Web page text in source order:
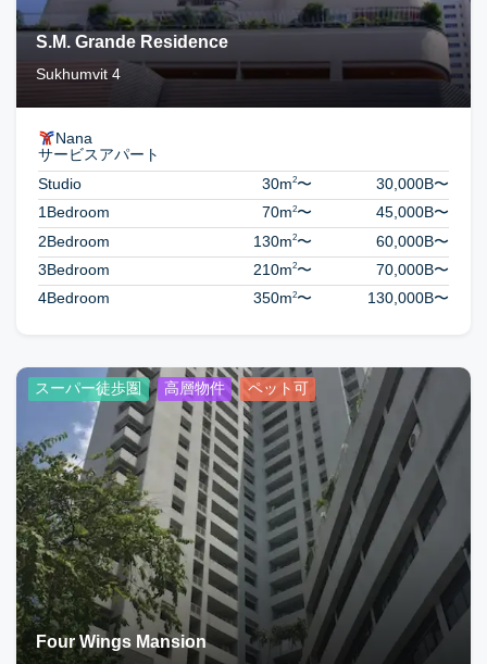
S.M. Grande Residence
Sukhumvit 4
Nana
サービスアパート
Studio
30m2〜 30,000B〜
1Bedroom
70m2〜 45,000B〜
2Bedroom
130m2〜 60,000B〜
3Bedroom
210m2〜 70,000B〜
4Bedroom
350m2〜 130,000B〜
スーパー徒歩圏 高層物件 ペット可
Four Wings Mansion